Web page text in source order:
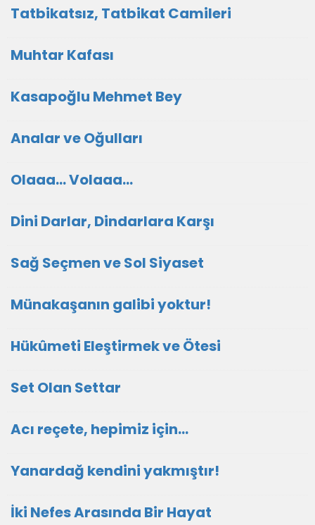
Tatbikatsız, Tatbikat Camileri
Muhtar Kafası
Kasapoğlu Mehmet Bey
Analar ve Oğulları
Olaaa... Volaaa...
Dini Darlar, Dindarlara Karşı
Sağ Seçmen ve Sol Siyaset
Münakaşanın galibi yoktur!
Hükûmeti Eleştirmek ve Ötesi
Set Olan Settar
Acı reçete, hepimiz için...
Yanardağ kendini yakmıştır!
İki Nefes Arasında Bir Hayat